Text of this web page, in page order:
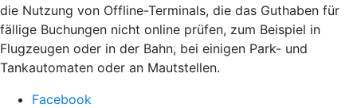
die Nutzung von Offline-Terminals, die das Guthaben für
fällige Buchungen nicht online prüfen, zum Beispiel in
Flugzeugen oder in der Bahn, bei einigen Park- und
Tankautomaten oder an Mautstellen.
Facebook